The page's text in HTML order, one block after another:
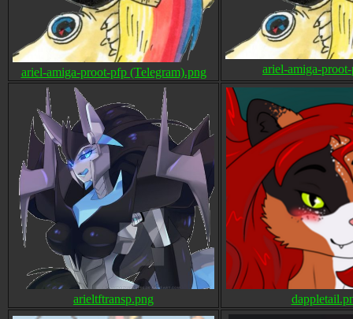
ariel-amiga-proot-pfp (Telegram).png ariel-amiga-
arieltftransp.png